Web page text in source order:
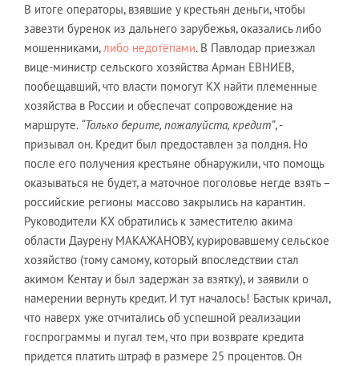
В итоге операторы, взявшие у крестьян деньги, чтобы
завезти буренок из дальнего зарубежья, оказались либо
мошенниками, либо недотёпами. В Павлодар приезжал
вице-министр сельского хозяйства Арман ЕВНИЕВ,
пообещавший, что власти помогут КХ найти племенные
хозяйства в России и обеспечат сопровождение на
маршруте. “Только берите, пожалуйста, кредит”, -
призывал он. Кредит был предоставлен за полдня. Но
после его получения крестьяне обнаружили, что помощь
оказываться не будет, а маточное поголовье негде взять –
российские регионы массово закрылись на карантин.
Руководители КХ обратились к заместителю акима
области Даурену МАКАЖАНОВУ, курировавшему сельское
хозяйство (тому самому, который впоследствии стал
акимом Кентау и был задержан за взятку), и заявили о
намерении вернуть кредит. И тут началось! Бастык кричал,
что наверх уже отчитались об успешной реализации
госпрограммы и пугал тем, что при возврате кредита
придется платить штраф в размере 25 процентов. Он